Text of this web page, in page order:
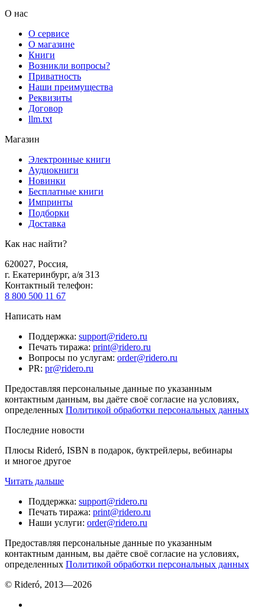
О нас
О сервисе
О магазине
Книги
Возникли вопросы?
Приватность
Наши преимущества
Реквизиты
Договор
llm.txt
Магазин
Электронные книги
Аудиокниги
Новинки
Бесплатные книги
Импринты
Подборки
Доставка
Как нас найти?
620027, Россия,
г. Екатеринбург, а/я 313
Контактный телефон:
8 800 500 11 67
Написать нам
Поддержка: support@ridero.ru
Печать тиража: print@ridero.ru
Вопросы по услугам: order@ridero.ru
PR: pr@ridero.ru
Предоставляя персональные данные по указанным
контактным данным, вы даёте своё согласие на условиях,
определенных Политикой обработки персональных данных
Последние новости
Плюсы Rideró, ISBN в подарок, буктрейлеры, вебинары
и многое другое
Читать дальше
Поддержка: support@ridero.ru
Печать тиража: print@ridero.ru
Наши услуги: order@ridero.ru
Предоставляя персональные данные по указанным
контактным данным, вы даёте своё согласие на условиях,
определенных Политикой обработки персональных данных
© Rideró, 2013—2026